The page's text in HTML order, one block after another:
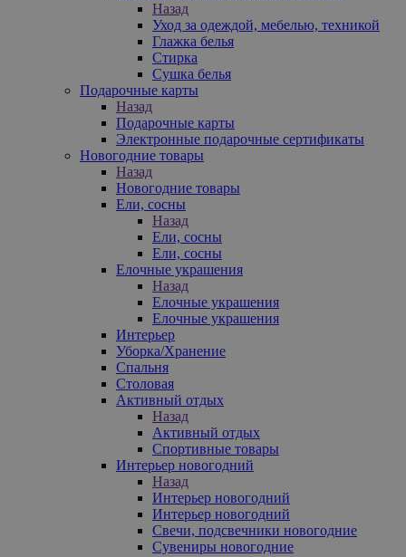
Назад
Уход за одеждой, мебелью, техникой
Глажка белья
Стирка
Сушка белья
Подарочные карты
Назад
Подарочные карты
Электронные подарочные сертификаты
Новогодние товары
Назад
Новогодние товары
Ели, сосны
Назад
Ели, сосны
Ели, сосны
Елочные украшения
Назад
Елочные украшения
Елочные украшения
Интерьер
Уборка/Хранение
Спальня
Столовая
Активный отдых
Назад
Активный отдых
Спортивные товары
Интерьер новогодний
Назад
Интерьер новогодний
Интерьер новогодний
Свечи, подсвечники новогодние
Сувениры новогодние